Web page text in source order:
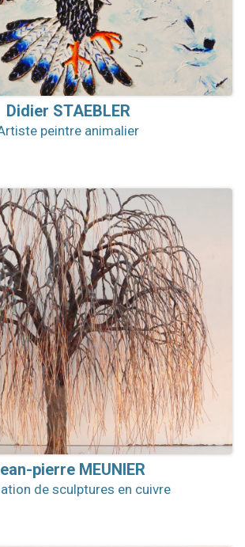
Didier STAEBLER
peintre animalier
pierre MEUNIER
de sculptures en cuivre